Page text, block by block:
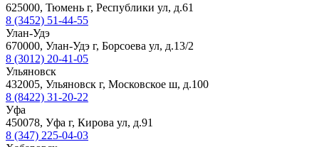
625000, Тюмень г, Республики ул, д.61
8 (3452) 51-44-55
Улан-Удэ
670000, Улан-Удэ г, Борсоева ул, д.13/2
8 (3012) 20-41-05
Ульяновск
432005, Ульяновск г, Московское ш, д.100
8 (8422) 31-20-22
Уфа
450078, Уфа г, Кирова ул, д.91
8 (347) 225-04-03